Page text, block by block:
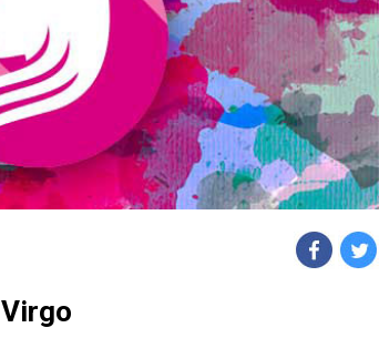
Virgo